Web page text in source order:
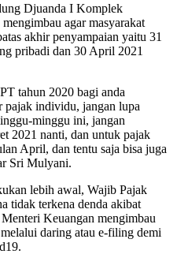
Djuanda I Komplek
agar masyarakat
akhir penyampaian yaitu 31
pribadi dan 30 April 2021
tahun 2020 bagi anda
pajak individu, jangan lupa
minggu ini, jangan
2021 nanti, dan untuk pajak
April, dan tentu saja bisa juga
Sri Mulyani.
lebih awal, Wajib Pajak
tidak terkena denda akibat
Keuangan mengimbau
daring atau e-filing demi